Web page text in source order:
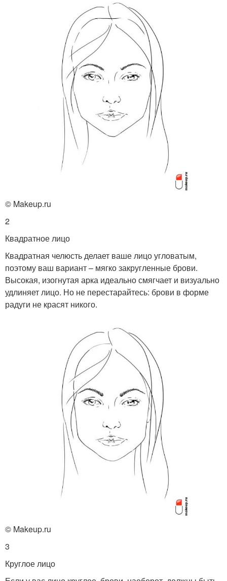
© Makeup.ru
2
Квадратное лицо
Квадратная челюсть делает ваше лицо угловатым,
поэтому ваш вариант – мягко закругленные брови.
Высокая, изогнутая арка идеально смягчает и визуально
удлиняет лицо. Но не перестарайтесь: брови в форме
радуги не красят никого.
© Makeup.ru
3
Круглое лицо